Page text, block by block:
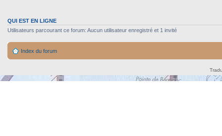
QUI EST EN LIGNE
Utilisateurs parcourant ce forum: Aucun utilisateur enregistré et 1 invité
Index du forum